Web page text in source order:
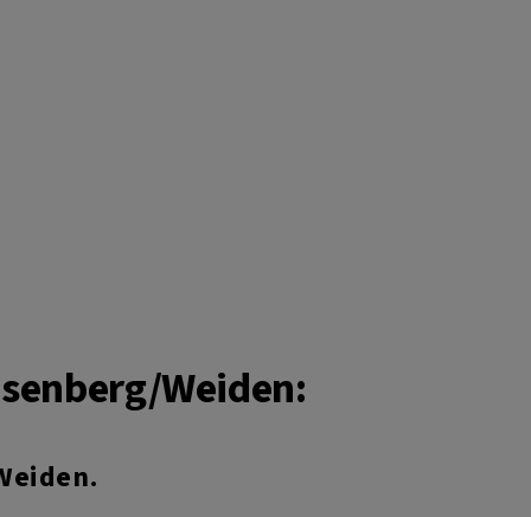
Weiden: